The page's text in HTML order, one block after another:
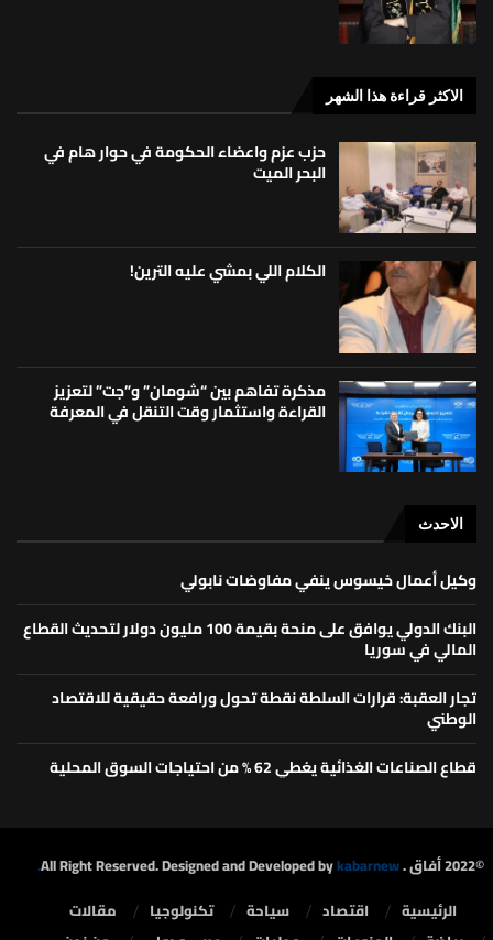
الاكثر قراءة هذا الشهر
حزب عزم واعضاء الحكومة في حوار هام في
البحر الميت
الكلام اللي بمشي عليه الترين!
مذكرة تفاهم بين “شومان” و”جت” لتعزيز
القراءة واستثمار وقت التنقل في المعرفة
الاحدث
وكيل أعمال خيسوس ينفي مفاوضات نابولي
البنك الدولي يوافق على منحة بقيمة 100 مليون دولار لتحديث القطاع
المالي في سوريا
تجار العقبة: قرارات السلطة نقطة تحول ورافعة حقيقية للاقتصاد
الوطني
قطاع الصناعات الغذائية يغطي 62 % من احتياجات السوق المحلية
©2022 أفاق . All Right Reserved. Designed and Developed by
kabarnew.
الرئيسية
⁠اقتصاد سياحة تكنولوجيا
مقالات